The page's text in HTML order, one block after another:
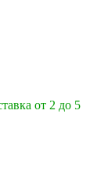
от 2 до 5